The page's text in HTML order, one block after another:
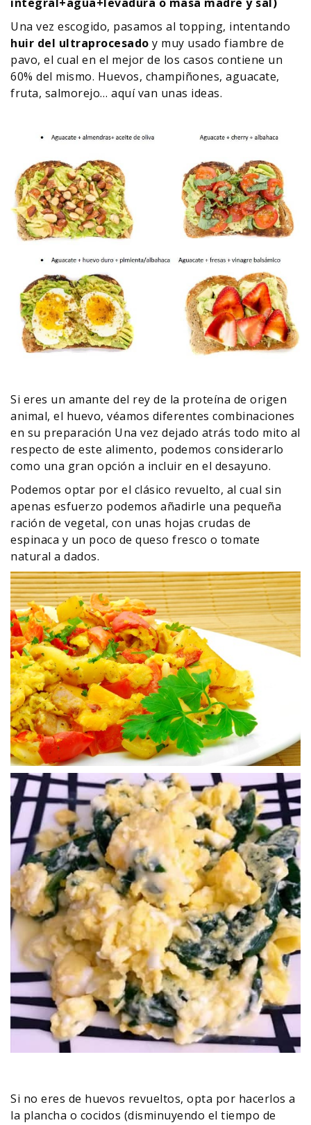
Una vez escogido, pasamos al topping, intentando
huir del ultraprocesado y muy usado fiambre de
pavo, el cual en el mejor de los casos contiene un
60% del mismo. Huevos, champiñones, aguacate,
fruta, salmorejo… aquí van unas ideas.
Si eres un amante del rey de la proteína de origen
animal, el huevo, véamos diferentes combinaciones
en su preparación Una vez dejado atrás todo mito al
respecto de este alimento, podemos considerarlo
como una gran opción a incluir en el desayuno.
Podemos optar por el clásico revuelto, al cual sin
apenas esfuerzo podemos añadirle una pequeña
ración de vegetal, con unas hojas crudas de
espinaca y un poco de queso fresco o tomate
natural a dados.
Si no eres de huevos revueltos, opta por hacerlos a
la plancha o cocidos (disminuyendo el tiempo de